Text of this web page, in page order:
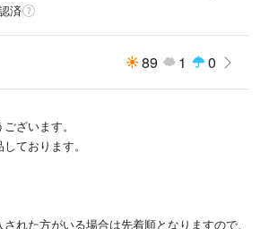
済
89 1 0
ざいます。
ております。
れた方がいる場合は先着順となりますので、